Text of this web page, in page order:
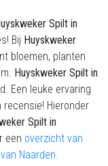
Spilt in
Bij Huyskweker
bloemen, planten
Huyskweker Spilt in
Een leuke ervaring
recensie! Hieronder
Spilt in
een overzicht van
Naarden.